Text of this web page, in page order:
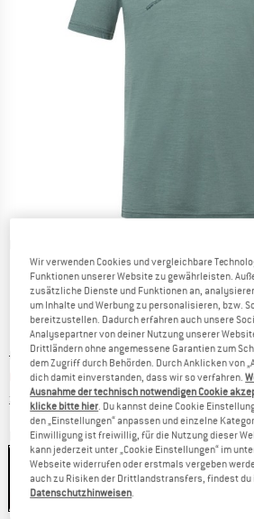
Ursprünglicher Preis :
CHF78.95
Preis:
CHF55.27 inkl. MwSt., zollfreie Lieferung
zzgl. VersandkostenInformationen zu den
Farbe:Balsam Green / Blueberry
30%
Wir verwenden Cookies und vergleichbare
Funktionen unserer Website zu gewährleisten.
zusätzliche Dienste und Funktionen an,
um Inhalte und Werbung zu personalisieren, bzw.
bereitzustellen. Dadurch erfahren auch unsere
Analysepartner von deiner Nutzung unserer
Drittländern ohne angemessene Garantien zum
dem Zugriff durch Behörden. Durch Anklicken von
dich damit einverstanden, dass wir so verfahren.
Ausnahme der technisch notwendigen Cookie
klicke bitte hier. Du kannst deine Cookie
den „Einstellungen“ anpassen und einzelne
Einwilligung ist freiwillig, für die Nutzung dieser
kann jederzeit unter „Cookie Einstellungen“ im
Webseite widerrufen oder erstmals vergeben
auch zu Risiken der Drittlandstransfers, findest du
Datenschutzhinweisen.